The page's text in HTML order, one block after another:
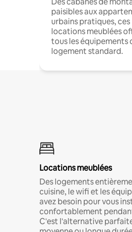
paisibles aux
urbains pratiques, ces
locations meublées
tous les équipements
logement standard.
Locations meublées
Des logements
cuisine, le wifi et les
avez besoin pour vous
confortablement
C'est l'alternative